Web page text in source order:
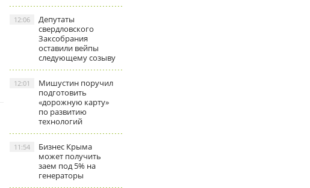
Депутаты
свердловского
Заксобрания
оставили вейпы
следующему созыву
12:06
Мишустин поручил
подготовить
«дорожную карту»
по развитию
технологий
12:01
Бизнес Крыма
может получить
заем под 5% на
генераторы
11:54